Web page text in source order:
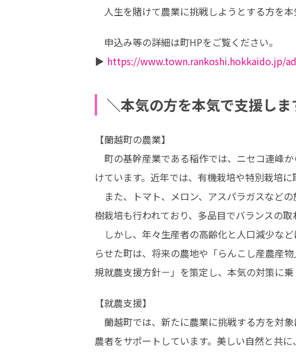
人生を賭けて農業に挑戦しようとする方を本
申込み等の詳細は町HPをご覧ください。
▶ https://www.town.rankoshi.hokkaido.jp/
＼本気の方を本気で支援しま
【蘭越町の農業】
町の基幹産業である稲作では、ニセコ連峰
けています。近年では、有機栽培や特別栽培
また、トマト、メロン、アスパラガスなど
樹栽培も行われており、多品目でバランスの取
しかし、年々生産者の高齢化と人口減少な
らせた町は、将来の農地や「らんこし産農産
規就農支援方針－」を策定し、本気の対策に乗
【就農支援】
蘭越町では、新たに農業に挑戦する方を対
農者をサポートしています。美しい自然と共